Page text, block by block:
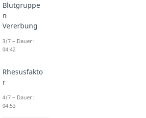
Blutgruppe
n
Vererbung
3/7 – Dauer:
04:42
Rhesusfakto
r
4/7 – Dauer:
04:53